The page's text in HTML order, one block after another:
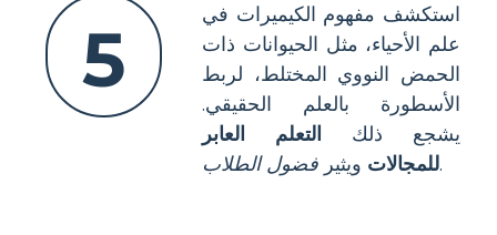
5
استكشف مفهوم الكيميرات في
علم الأحياء، مثل الحيوانات ذات
الحمض النووي المختلط، لربط
الأسطورة بالعلم الحقيقي.
يشجع ذلك
التعلم العابر
للمجالات ويثير فضول الطلاب .